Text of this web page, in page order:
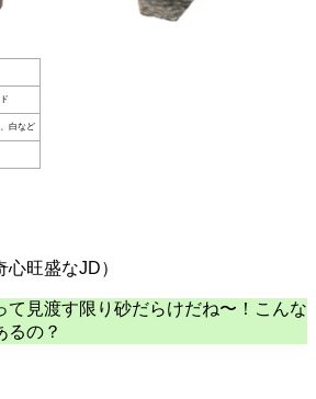
白など
心旺盛なJD）
て見渡す限り砂だらけだね〜！こんな
るの？